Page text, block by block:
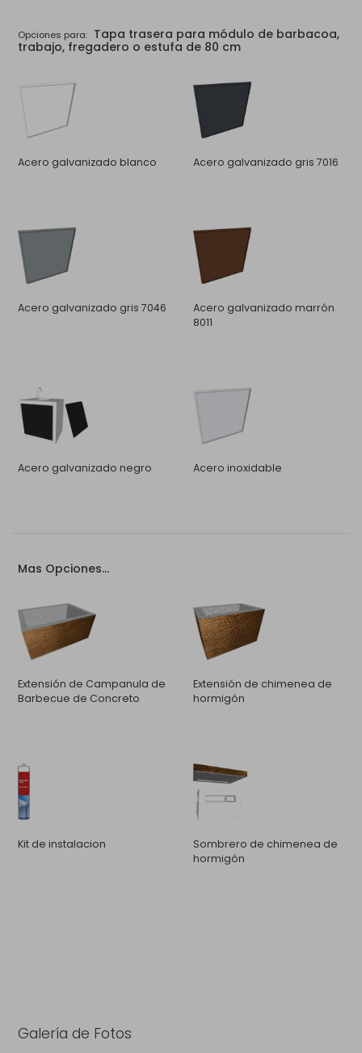
Opciones para: Tapa trasera para módulo de barbacoa,
trabajo, fregadero o estufa de 80 cm
Acero galvanizado blanco Acero galvanizado gris 7016
Acero galvanizado gris 7046
Acero galvanizado marrón
8011
Acero galvanizado negro Acero inoxidable
Mas Opciones...
Extensión de Campanula de
Barbecue de Concreto
Extensión de chimenea de
hormigón
Kit de instalacion
Sombrero de chimenea de
hormigón
Galería de Fotos